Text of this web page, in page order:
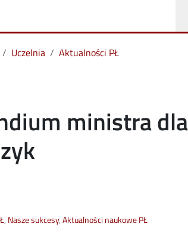
Uczelnia Aktualności PŁ
ministra
Nasze sukcesy Aktualności naukowe PŁ